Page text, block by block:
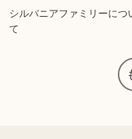
シルバニアファミリーにつ
て